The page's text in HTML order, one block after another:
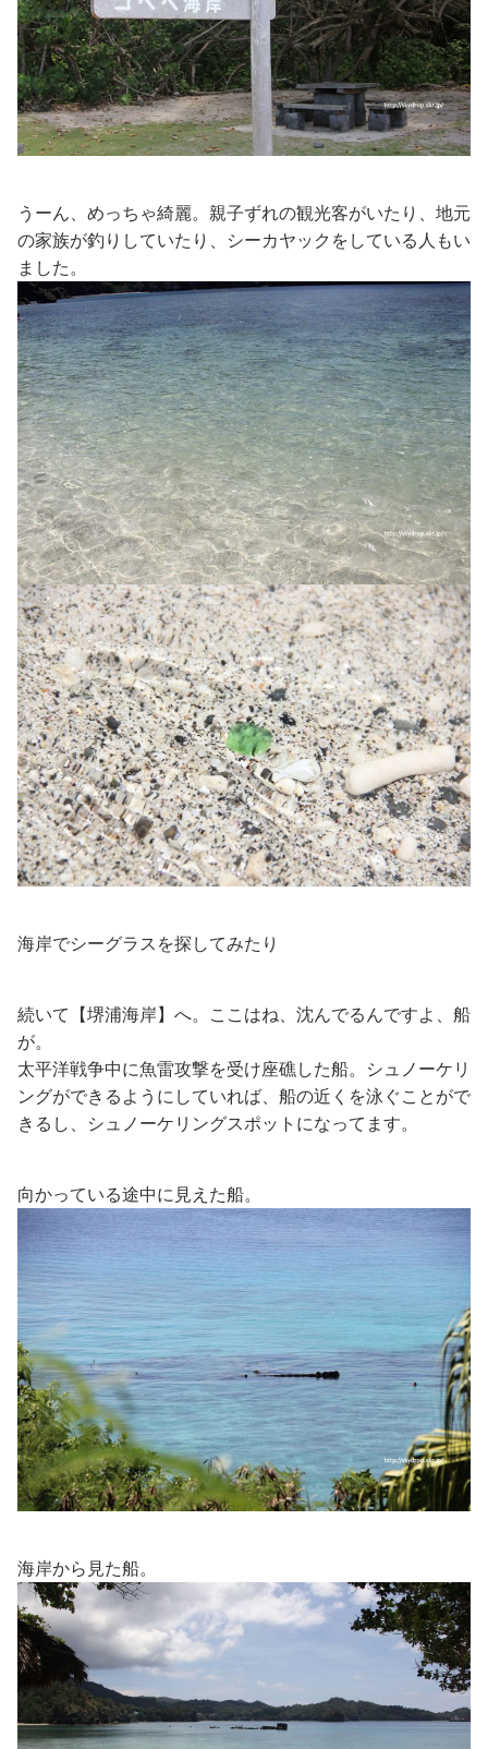
うーん、めっちゃ綺麗。親子ずれの観光客がいたり、地元
の家族が釣りしていたり、シーカヤックをしている人もい
ました。
海岸でシーグラスを探してみたり
続いて【堺浦海岸】へ。ここはね、沈んでるんですよ、船
が。
太平洋戦争中に魚雷攻撃を受け座礁した船。シュノーケリ
ングができるようにしていれば、船の近くを泳ぐことがで
きるし、シュノーケリングスポットになってます。
向かっている途中に見えた船。
海岸から見た船。